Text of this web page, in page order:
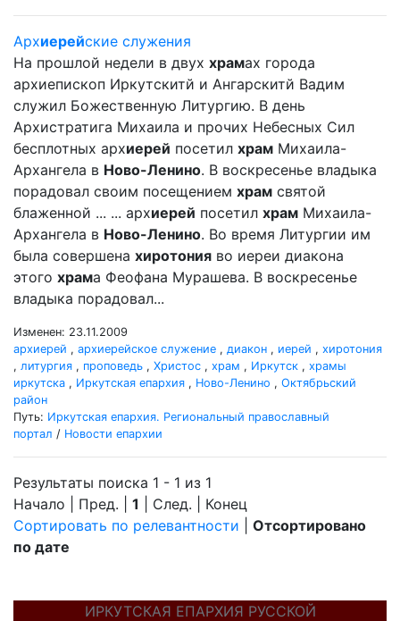
Архиерейские служения
На прошлой недели в двух храмах города
архиепископ Иркутскитй и Ангарскитй Вадим
служил Божественную Литургию. В день
Архистратига Михаила и прочих Небесных Сил
бесплотных архиерей посетил храм Михаила-
Архангела в Ново-Ленино. В воскресенье владыка
порадовал своим посещением храм святой
блаженной ... ... архиерей посетил храм Михаила-
Архангела в Ново-Ленино. Во время Литургии им
была совершена хиротония во иереи диакона
этого храма Феофана Мурашева. В воскресенье
владыка порадовал...
Изменен: 23.11.2009
архиерей , архиерейское служение , диакон , иерей , хиротония
, литургия , проповедь , Христос , храм , Иркутск , храмы
иркутска , Иркутская епархия , Ново-Ленино , Октябрьский
район
Путь: Иркутская епархия. Региональный православный
портал / Новости епархии
Результаты поиска 1 - 1 из 1
Начало | Пред. | 1 | След. | Конец
Сортировать по релевантности
Отсортировано
по дате
ИРКУТСКАЯ ЕПАРХИЯ РУССКОЙ